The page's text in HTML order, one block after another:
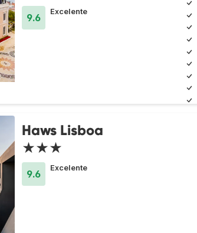
9.6
Excelente
Haws Lisboa
★★★
9.6
Excelente